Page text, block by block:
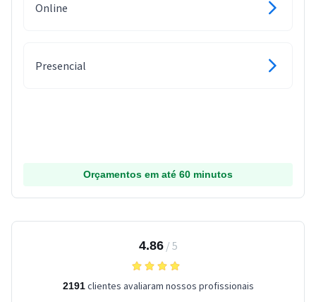
Online
Presencial
Orçamentos em até 60 minutos
4.86/ 5
2191clientes avaliaram nossos profissionais